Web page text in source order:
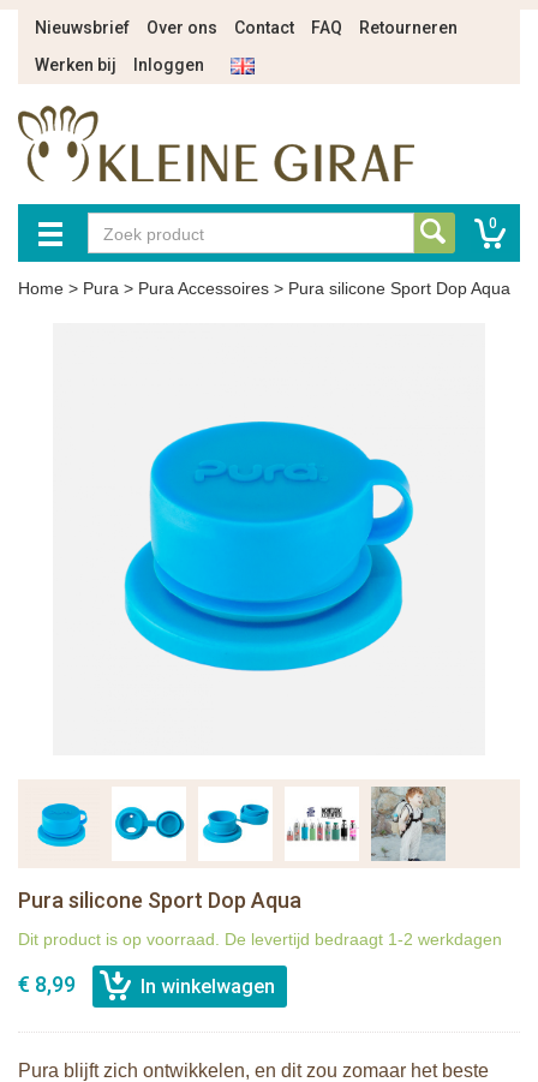
Nieuwsbrief Over ons Contact FAQ
Retourneren
Werken bij
Inloggen
0
Home > Pura > Pura Accessoires > Pura silicone Sport Dop Aqua
Pura silicone Sport Dop Aqua
Dit product is op voorraad. De levertijd bedraagt 1-2 werkdagen
€ 8,99
Pura blijft zich ontwikkelen, en dit zou zomaar het beste